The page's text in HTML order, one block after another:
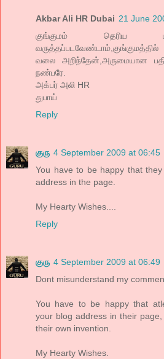
Akbar Ali HR Dubai 21 June
குங்குமம் தெரிய
வலை அறிந்தேன்,அருமையான
நண்பரே.
அக்பர் அலி HR
துபாய்
Reply
குரு 4 September 2009 at 06:45
You have to be happy that
address in the page.
My Hearty Wishes....
Reply
குரு 4 September 2009 at 06:49
Dont misunderstand my
You have to be happy that
your blog address in their
their own invention.
My Hearty Wishes.